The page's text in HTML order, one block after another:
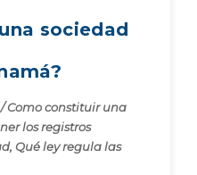
sociedad
/Como constituir una
los registros
, Qué ley regula las